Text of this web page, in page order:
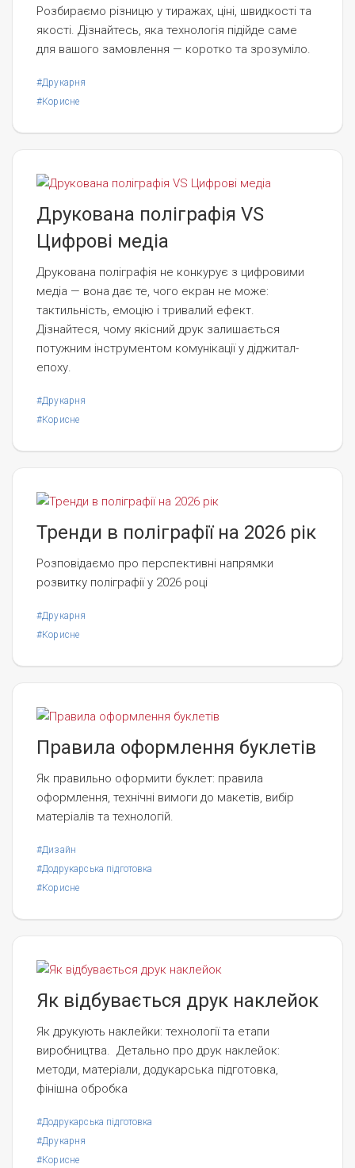
Розбираємо різницю у тиражах, ціні, швидкості та
якості. Дізнайтесь, яка технологія підійде саме
для вашого замовлення — коротко та зрозуміло.
#Друкарня
#Корисне
Друкована поліграфія VS
Цифрові медіа
Друкована поліграфія не конкурує з цифровими
медіа — вона дає те, чого екран не може:
тактильність, емоцію і тривалий ефект.
Дізнайтеся, чому якісний друк залишається
потужним інструментом комунікації у діджитал-
епоху.
#Друкарня
#Корисне
Тренди в поліграфії на 2026 рік
Розповідаємо про перспективні напрямки
розвитку поліграфії у 2026 році
#Друкарня
#Корисне
Правила оформлення буклетів
Як правильно оформити буклет: правила
оформлення, технічні вимоги до макетів, вибір
матеріалів та технологій.
#Дизайн
#Додрукарська підготовка
#Корисне
Як відбувається друк наклейок
Як друкують наклейки: технології та етапи
виробництва. Детально про друк наклейок:
методи, матеріали, додукарська підготовка,
фінішна обробка
#Додрукарська підготовка
#Друкарня
#Корисне